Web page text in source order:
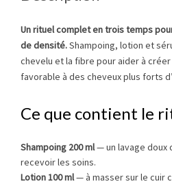
Un rituel complet en trois temps
de densité.Shampoing, lotion et
chevelu et la fibre pour aider à
favorable à des cheveux plus forts
Ce que contient le
Shampoing 200 ml— un lavage doux
recevoir les soins.
Lotion 100 ml— à masser sur le cuir